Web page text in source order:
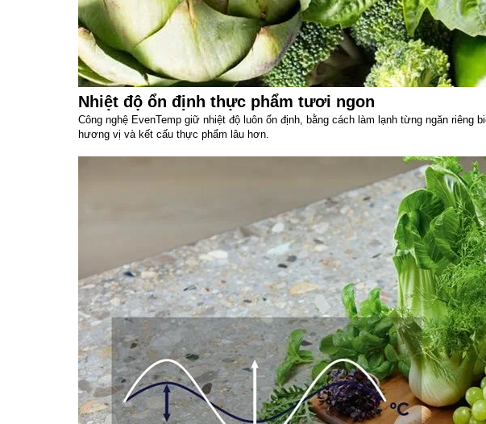
Nhiệt độ ổn định thực phẩm tươi ngon
Công nghệ EvenTemp giữ nhiệt độ luôn ổn định, bằng cách làm lạnh từng ngăn
hương vị và kết cấu thực phẩm lâu hơn.